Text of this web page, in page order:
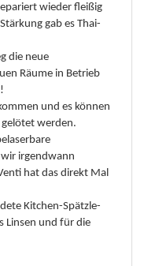
wieder fleißig
gab es Thai-
die neue
Räume in Betrieb
und es können
werden.
irgendwann
hat das direkt Mal
Kitchen-Spätzle-
Linsen und für die